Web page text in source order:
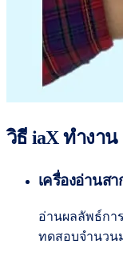
วิธี iaX ทำงาน
เครื่องอ่านสา
อ่านผลลัพธ์กา
ทดสอบจำนวน